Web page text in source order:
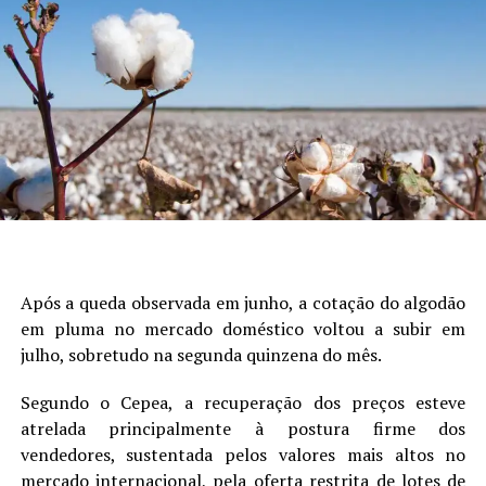
FONTE
Autor:Cepea
Site: Cepea
Após a queda observada em junho, a cotação do algodão
em pluma no mercado doméstico voltou a subir em
julho, sobretudo na segunda quinzena do mês.
Segundo o Cepea, a recuperação dos preços esteve
atrelada principalmente à postura firme dos
vendedores, sustentada pelos valores mais altos no
mercado internacional, pela oferta restrita de lotes de